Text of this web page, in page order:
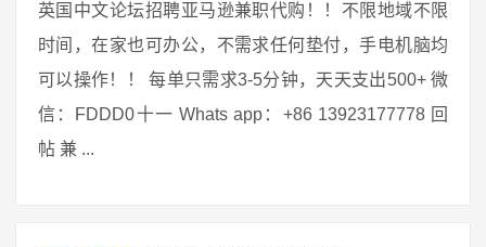
英国中文论坛招聘亚马逊兼职代购！！不限地域不限
时间，在家也可办公，不需求任何垫付，手电机脑均
可以操作！！ 每单只需求3-5分钟，天天支出500+ 微
信：FDDD0十一 Whats app：+86 13923177778 回
帖 兼 ...